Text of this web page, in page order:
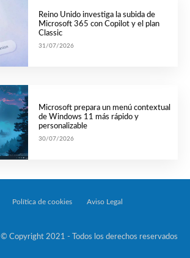
Reino Unido investiga la subida de
Microsoft 365 con Copilot y el plan
Classic
31/07/2026
Microsoft prepara un menú contextual
de Windows 11 más rápido y
personalizable
30/07/2026
Política de cookies Aviso Legal
© Copyright 2021 - Todos los derechos reservados